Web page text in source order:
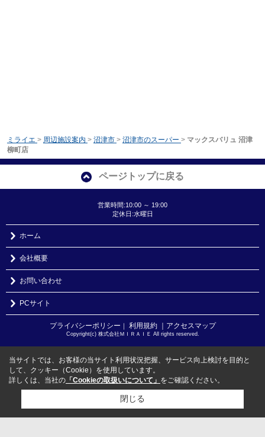
ミライエ > 周辺施設案内 > 沼津市 > 沼津市のスーパー > マックスバリュ 沼津
柳町店
ページトップに戻る
営業時間:10:00 ～ 19:00
定休日:水曜日
ホーム
会社概要
お問い合わせ
PCサイト
プライバシーポリシー ｜ 利用規約 ｜アクセスマップ
Copyright(c) 株式会社ＭＩＲＡＩＥ All rights reserved.
当サイトでは、お客様の当サイト利用状況把握、サービス向上検討を目的と
して、クッキー（Cookie）を使用しています。
詳しくは、当社の 「Cookieの取扱いについて」 をご確認ください。
閉じる